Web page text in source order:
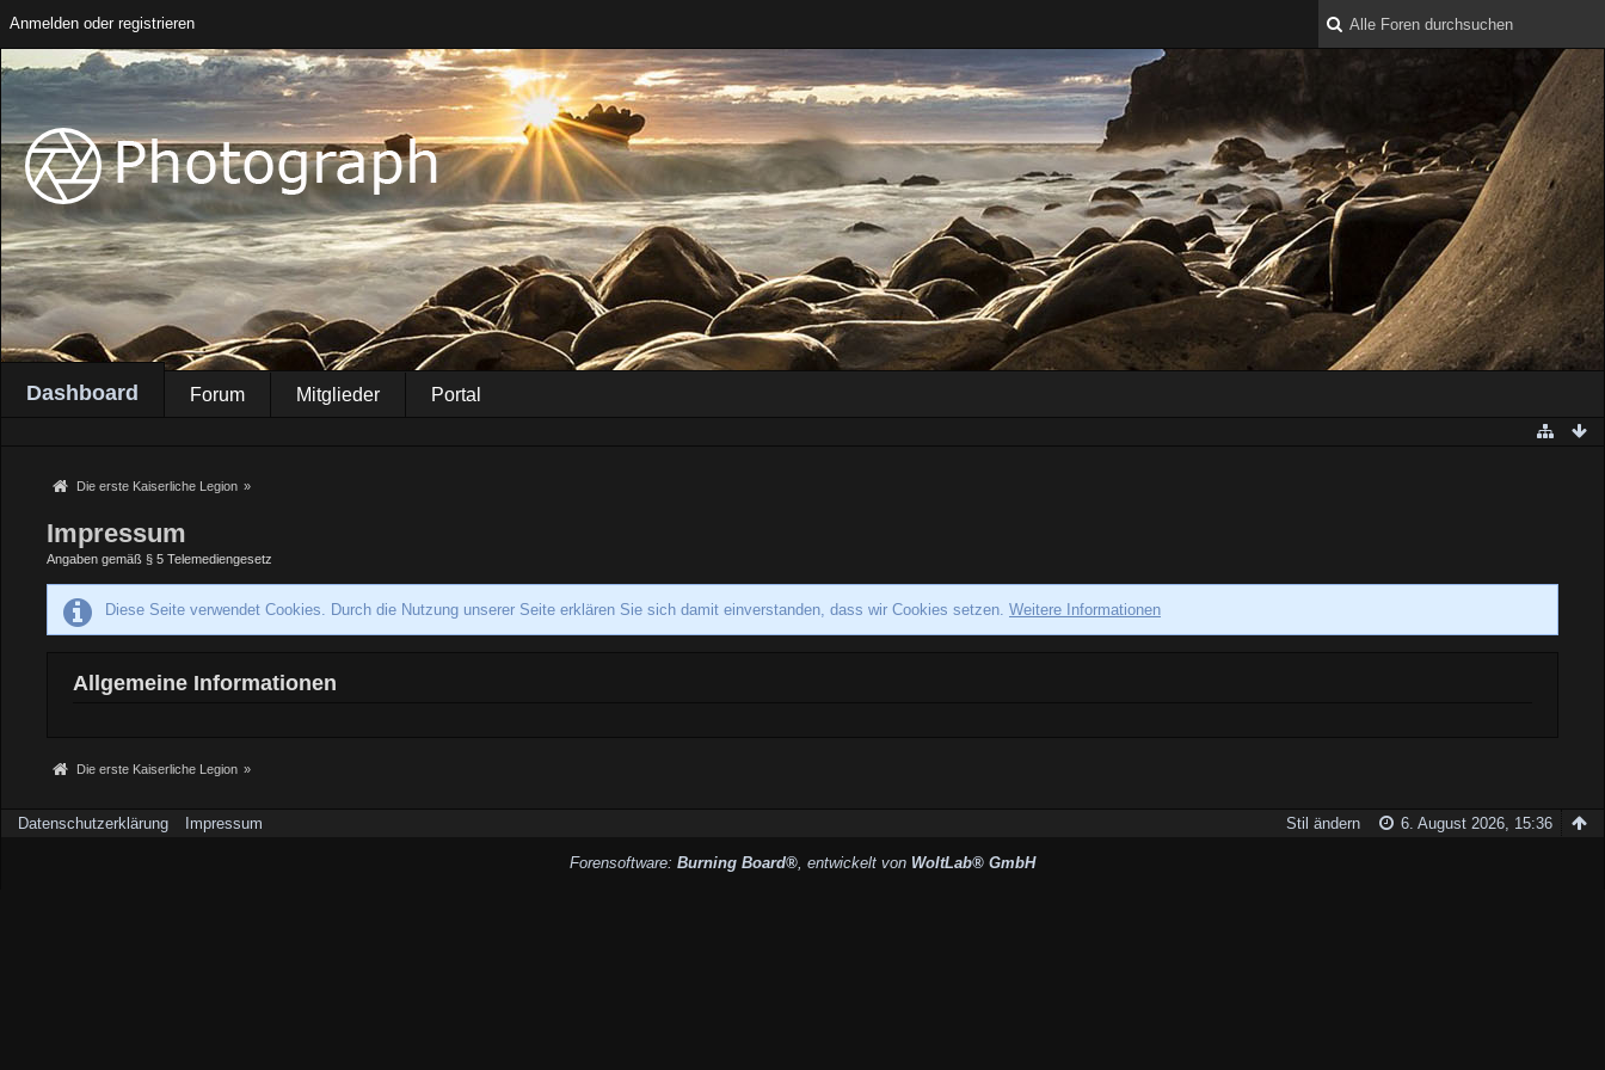
Anmelden oder registrieren
Dashboard Forum Mitglieder Portal
Die erste Kaiserliche Legion »
Impressum
Angaben gemäß § 5 Telemediengesetz
Diese Seite verwendet Cookies. Durch die Nutzung unserer Seite erklären Sie sich damit einverstanden, dass wir Cookies setzen. Weitere Informationen
Allgemeine Informationen
Die erste Kaiserliche Legion »
Datenschutzerklärung Impressum 6. August 2026, 15:36
Stil ändern
Forensoftware: Burning Board®, entwickelt von WoltLab® GmbH